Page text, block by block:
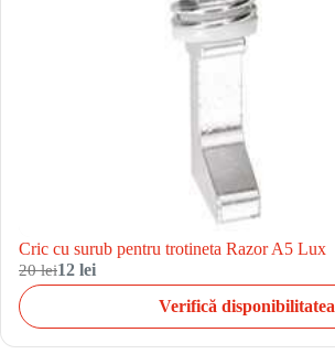
Cric cu surub pentru trotineta Razor A5 Lux
20 lei12 lei
Verifică disponibilitatea